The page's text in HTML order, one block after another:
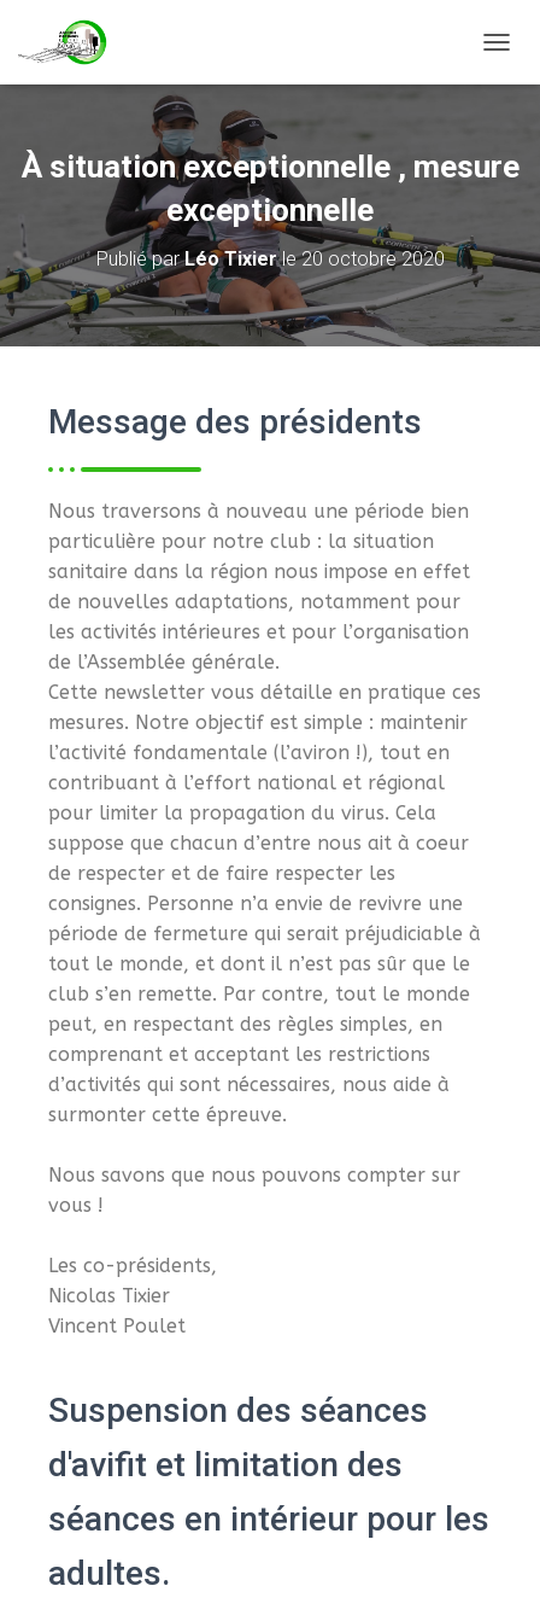
É
E
N
A
I
À situation exceptionnelle , mesure
exceptionnelle
Publié parLéo Tixierle20 octobre 2020
Message des présidents​
Nous traversons à nouveau une période bien
particulière pour notre club : la situation
sanitaire dans la région nous impose en effet
de nouvelles adaptations, notamment pour
les activités intérieures et pour l’organisation
de l’Assemblée générale.
Cette newsletter vous détaille en pratique ces
mesures. Notre objectif est simple : maintenir
l’activité fondamentale (l’aviron !), tout en
contribuant à l’effort national et régional
pour limiter la propagation du virus. Cela
suppose que chacun d’entre nous ait à coeur
de respecter et de faire respecter les
consignes. Personne n’a envie de revivre une
période de fermeture qui serait préjudiciable à
tout le monde, et dont il n’est pas sûr que le
club s’en remette. Par contre, tout le monde
peut, en respectant des règles simples, en
comprenant et acceptant les restrictions
d’activités qui sont nécessaires, nous aide à
surmonter cette épreuve.
Nous savons que nous pouvons compter sur
vous !
Les co-présidents,
Nicolas Tixier
Vincent Poulet
Suspension des séances
d'avifit et limitation des
séances en intérieur pour les
adultes.